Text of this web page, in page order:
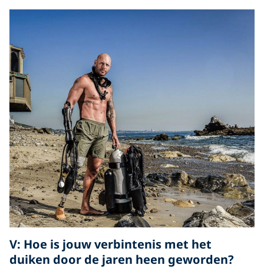
V: Hoe is jouw verbintenis met het
duiken door de jaren heen geworden?